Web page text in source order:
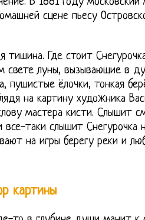
сцене пьесу
тишина. Где стоит
свете луны, вызывающие в
пушистые ёлочки, тонкая
на картину художника
мастера кисти. Слышит
таки слышит Снегурочка
на игры берегу реки и
картины